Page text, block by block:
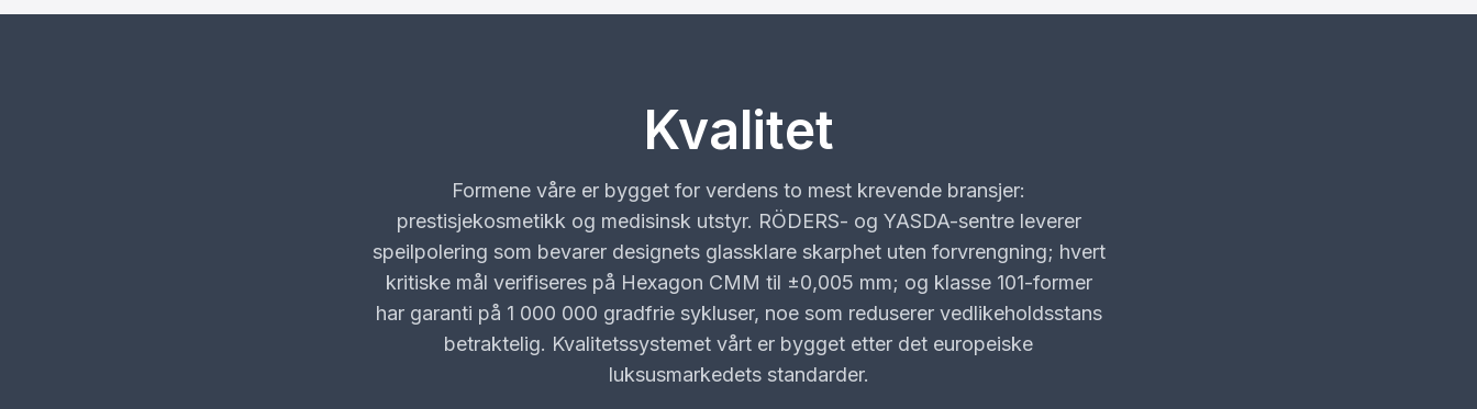
Kvalitet
Formene våre er bygget for verdens to mest krevende bransjer:
prestisjekosmetikk og medisinsk utstyr. RÖDERS- og YASDA-sentre leverer
speilpolering som bevarer designets glassklare skarphet uten forvrengning; hvert
kritiske mål verifiseres på Hexagon CMM til ±0,005 mm; og klasse 101-former
har garanti på 1 000 000 gradfrie sykluser, noe som reduserer vedlikeholdsstans
betraktelig. Kvalitetssystemet vårt er bygget etter det europeiske
luksusmarkedets standarder.